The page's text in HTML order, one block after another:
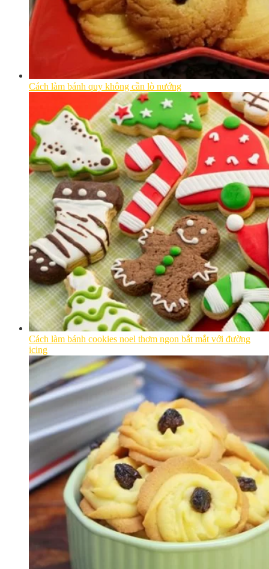
Cách làm bánh quy không cần lò nướng
Cách làm bánh cookies noel thơm ngon bắt mắt với đường
icing